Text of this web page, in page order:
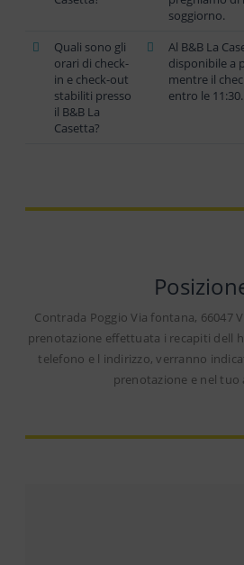
soggiorno.
Quali sono gli
orari di check-
in e check-out
stabiliti presso
il B&B La
Casetta?
Al B&B La
disponibile a
mentre il
entro le 11:30.
Contrada Poggio Via fontana, 66047
prenotazione effettuata i recapiti dell
telefono e l indirizzo, verranno
prenotazione e nel tuo